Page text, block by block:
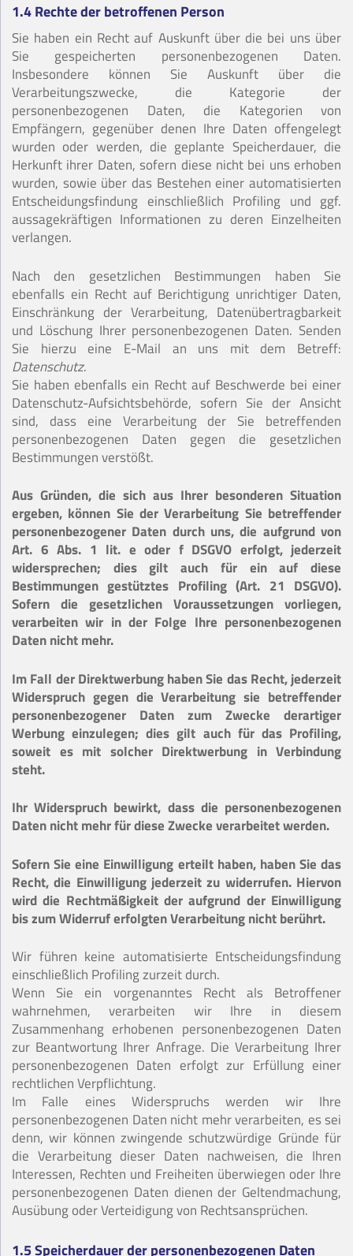
1.4 Rechte der betroffenen Person
Sie haben ein Recht auf Auskunft über die bei uns über
Sie gespeicherten personenbezogenen Daten.
Insbesondere können Sie Auskunft über die
Verarbeitungszwecke, die Kategorie der
personenbezogenen Daten, die Kategorien von
Empfängern, gegenüber denen Ihre Daten offengelegt
wurden oder werden, die geplante Speicherdauer, die
Herkunft ihrer Daten, sofern diese nicht bei uns erhoben
wurden, sowie über das Bestehen einer automatisierten
Entscheidungsfindung einschließlich Profiling und ggf.
aussagekräftigen Informationen zu deren Einzelheiten
verlangen.
Nach den gesetzlichen Bestimmungen haben Sie
ebenfalls ein Recht auf Berichtigung unrichtiger Daten,
Einschränkung der Verarbeitung, Datenübertragbarkeit
und Löschung Ihrer personenbezogenen Daten. Senden
Sie hierzu eine E-Mail an uns mit dem Betreff:
Datenschutz.
Sie haben ebenfalls ein Recht auf Beschwerde bei einer
Datenschutz-Aufsichtsbehörde, sofern Sie der Ansicht
sind, dass eine Verarbeitung der Sie betreffenden
personenbezogenen Daten gegen die gesetzlichen
Bestimmungen verstößt.
Aus Gründen, die sich aus Ihrer besonderen Situation
ergeben, können Sie der Verarbeitung Sie betreffender
personenbezogener Daten durch uns, die aufgrund von
Art. 6 Abs. 1 lit. e oder f DSGVO erfolgt, jederzeit
widersprechen; dies gilt auch für ein auf diese
Bestimmungen gestütztes Profiling (Art. 21 DSGVO).
Sofern die gesetzlichen Voraussetzungen vorliegen,
verarbeiten wir in der Folge Ihre personenbezogenen
Daten nicht mehr.
Im Fall der Direktwerbung haben Sie das Recht, jederzeit
Widerspruch gegen die Verarbeitung sie betreffender
personenbezogener Daten zum Zwecke derartiger
Werbung einzulegen; dies gilt auch für das Profiling,
soweit es mit solcher Direktwerbung in Verbindung
steht.
Ihr Widerspruch bewirkt, dass die personenbezogenen
Daten nicht mehr für diese Zwecke verarbeitet werden.
Sofern Sie eine Einwilligung erteilt haben, haben Sie das
Recht, die Einwilligung jederzeit zu widerrufen. Hiervon
wird die Rechtmäßigkeit der aufgrund der Einwilligung
bis zum Widerruf erfolgten Verarbeitung nicht berührt.
Wir führen keine automatisierte Entscheidungsfindung
einschließlich Profiling zurzeit durch.
Wenn Sie ein vorgenanntes Recht als Betroffener
wahrnehmen, verarbeiten wir Ihre in diesem
Zusammenhang erhobenen personenbezogenen Daten
zur Beantwortung Ihrer Anfrage. Die Verarbeitung Ihrer
personenbezogenen Daten erfolgt zur Erfüllung einer
rechtlichen Verpflichtung.
Im Falle eines Widerspruchs werden wir Ihre
personenbezogenen Daten nicht mehr verarbeiten, es sei
denn, wir können zwingende schutzwürdige Gründe für
die Verarbeitung dieser Daten nachweisen, die Ihren
Interessen, Rechten und Freiheiten überwiegen oder Ihre
personenbezogenen Daten dienen der Geltendmachung,
Ausübung oder Verteidigung von Rechtsansprüchen.
1.5 Speicherdauer der personenbezogenen Daten